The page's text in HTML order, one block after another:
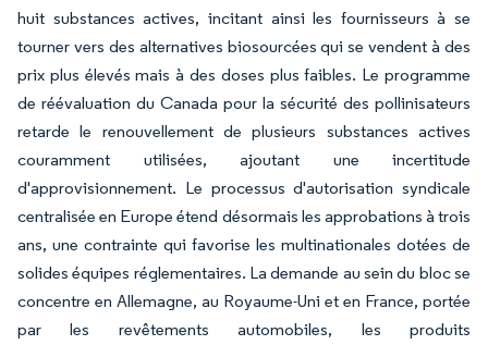
huit substances actives, incitant ainsi les fournisseurs à se
tourner vers des alternatives biosourcées qui se vendent à des
prix plus élevés mais à des doses plus faibles. Le programme
de réévaluation du Canada pour la sécurité des pollinisateurs
retarde le renouvellement de plusieurs substances actives
couramment utilisées, ajoutant une incertitude
d'approvisionnement. Le processus d'autorisation syndicale
centralisée en Europe étend désormais les approbations à trois
ans, une contrainte qui favorise les multinationales dotées de
solides équipes réglementaires. La demande au sein du bloc se
concentre en Allemagne, au Royaume-Uni et en France, portée
par les revêtements automobiles, les produits